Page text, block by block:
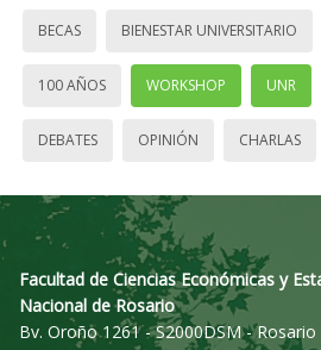
BECAS BIENESTAR UNIVERSITARIO
100 AÑOS WORKSHOP UNR
DEBATES OPINIÓN CHARLAS
Facultad de Ciencias Económicas y
Nacional de Rosario
Bv. Oroño 1261 - S2000DSM - Rosario